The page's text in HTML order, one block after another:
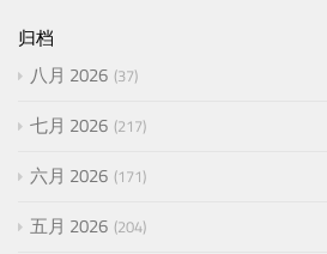
归档
八月 2026 37
七月 2026 217
六月 2026 171
五月 2026 204